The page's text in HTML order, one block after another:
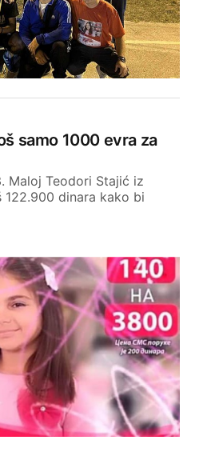
samo 1000 evra za
Maloj Teodori Stajić iz
dinara kako bi